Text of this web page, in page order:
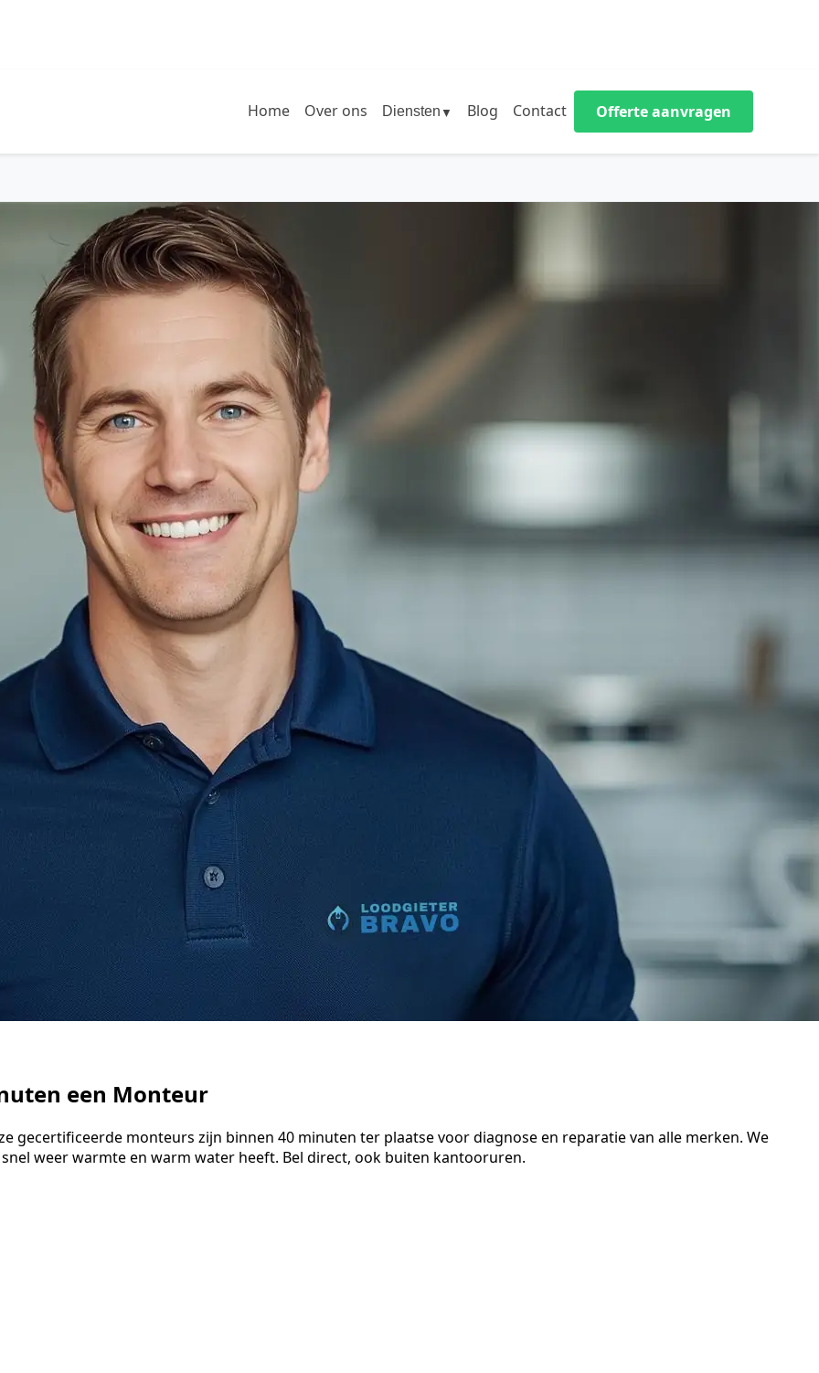
Home Over ons Diensten ▼ Blog Contact Offerte aanvragen
een Monteur
gecertificeerde monteurs zijn binnen 40 minuten ter plaatse voor diagnose en reparatie van alle merken. We
weer warmte en warm water heeft. Bel direct, ook buiten kantooruren.